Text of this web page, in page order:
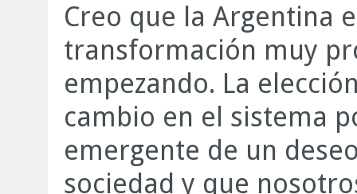
Creo que la Argentina
transformación muy
empezando. La
cambio en el sistema
emergente de un
sociedad y que